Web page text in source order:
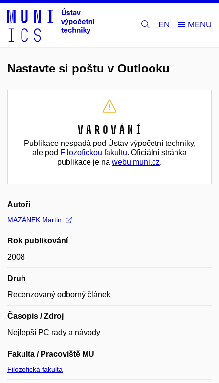
EN
Nastavte si poštu v Outlooku
Varování
Publikace nespadá pod Ústav výpočetní techniky,
ale pod Filozofickou fakultu. Oficiální stránka
publikace je na webu muni.cz.
Autoři
MAZÁNEK Martin
Rok publikování
2008
Druh
Recenzovaný odborný článek
Časopis / Zdroj
Nejlepší PC rady a návody
Fakulta / Pracoviště MU
Filozofická fakulta